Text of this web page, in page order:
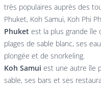
très populaires auprès des
Phuket, Koh Samui, Koh Phi
Phuket est la plus grande île
plages de sable blanc, ses
plongée et de snorkeling.
Koh Samui est une autre île
sable, ses bars et ses